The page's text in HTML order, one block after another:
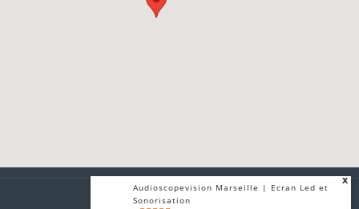
Audioscopevision Marseille | Ecran Led et
Sonorisation
x